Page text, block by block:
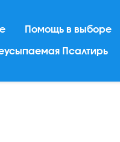
Помощь в выборе
Псалтирь